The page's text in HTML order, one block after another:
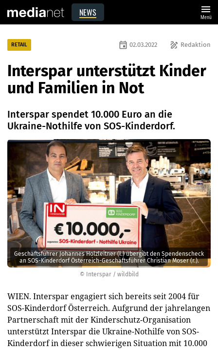
NEWS menu
Menü
© Interspar / wildbild
Geschäftsführer Johannes Holzleitner (l.) übergibt den Spendenscheck
an SOS-Kinderdorf Österreich-Geschäftsführer Christian Moser (r.).
RETAIL draw Redaktion
event 02.03.2022
Interspar unterstützt Kinder
und Familien in Not
Interspar spendet 10.000 Euro an die
Ukraine-Nothilfe von SOS-Kinderdorf.
WIEN. Interspar engagiert sich bereits seit 2004 für
SOS-Kinderdorf Österreich. Aufgrund der jahrelangen
Partnerschaft mit der Kinderschutz-Organisation
unterstützt Interspar die Ukraine-Nothilfe von SOS-
Kinderdorf in dieser schwierigen Situation mit 10.000